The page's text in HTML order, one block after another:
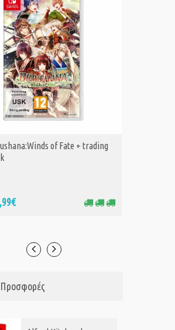
of Fate + trading
Προσφορές